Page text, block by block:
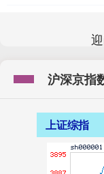
沪深京指
上证综指